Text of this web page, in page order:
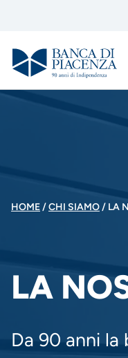
contenuto
principale
PANE
HOME CHI SIAMO LA
LA
Da 90 anni